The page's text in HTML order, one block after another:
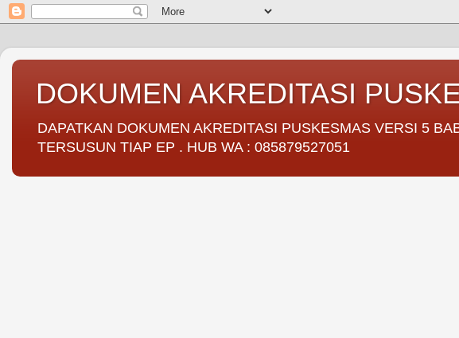
DOKUMEN AKREDITASI
DAPATKAN DOKUMEN AKREDITASI PUSKESMAS VERSI 5
TERSUSUN TIAP EP . HUB WA : 085879527051